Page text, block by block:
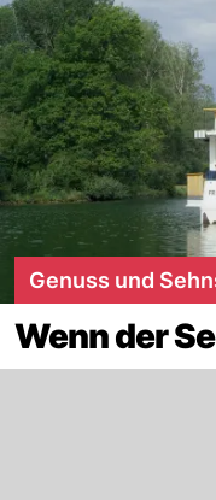
Genuss und
Wenn der